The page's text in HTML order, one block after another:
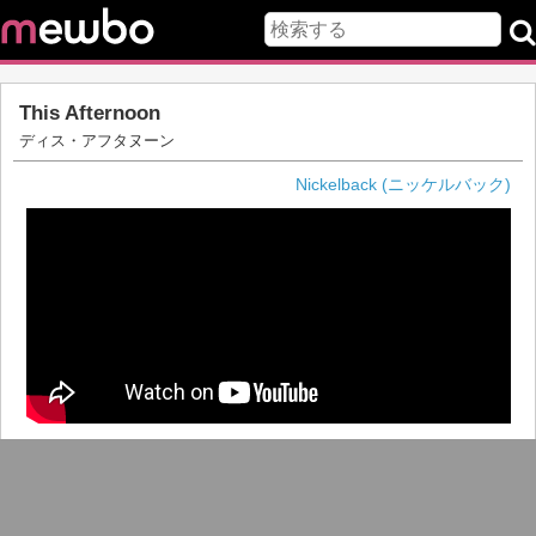
This Afternoon
ディス・アフタヌーン
Nickelback (ニッケルバック)